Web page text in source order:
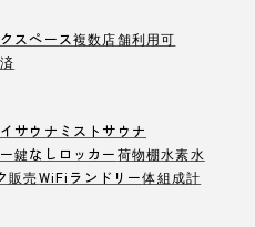
スペース複数店舗利用可
サウナ ミストサウナ
鍵なしロッカー荷物棚水素水
販売WiFi ランドリー体組成計